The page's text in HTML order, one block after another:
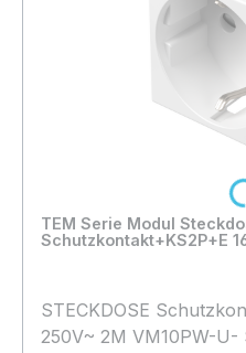
TEM Serie Modul Steckdosen SOCKET
Schutzkontakt+KS2P+E
STECKDOSE
250V~ 2M VM10PW-U-